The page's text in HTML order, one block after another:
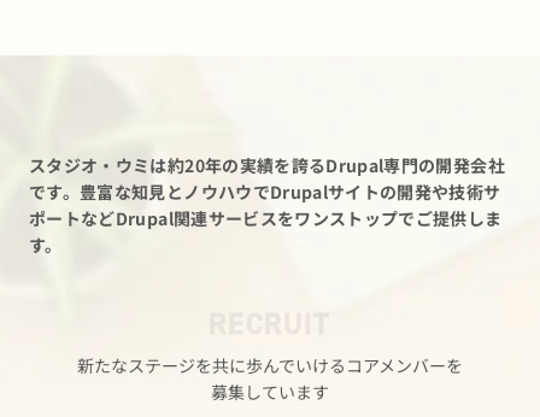
スタジオ・ウミは約20年の実績を誇るDrupal専門の開発会社
です。 豊富な知見とノウハウでDrupalサイトの開発や技術サ
ポートなどDrupal関連サービスをワンストップでご提供しま
す。
新たな​ステージを​共に​歩んでいける​コアメンバーを​
募集しています